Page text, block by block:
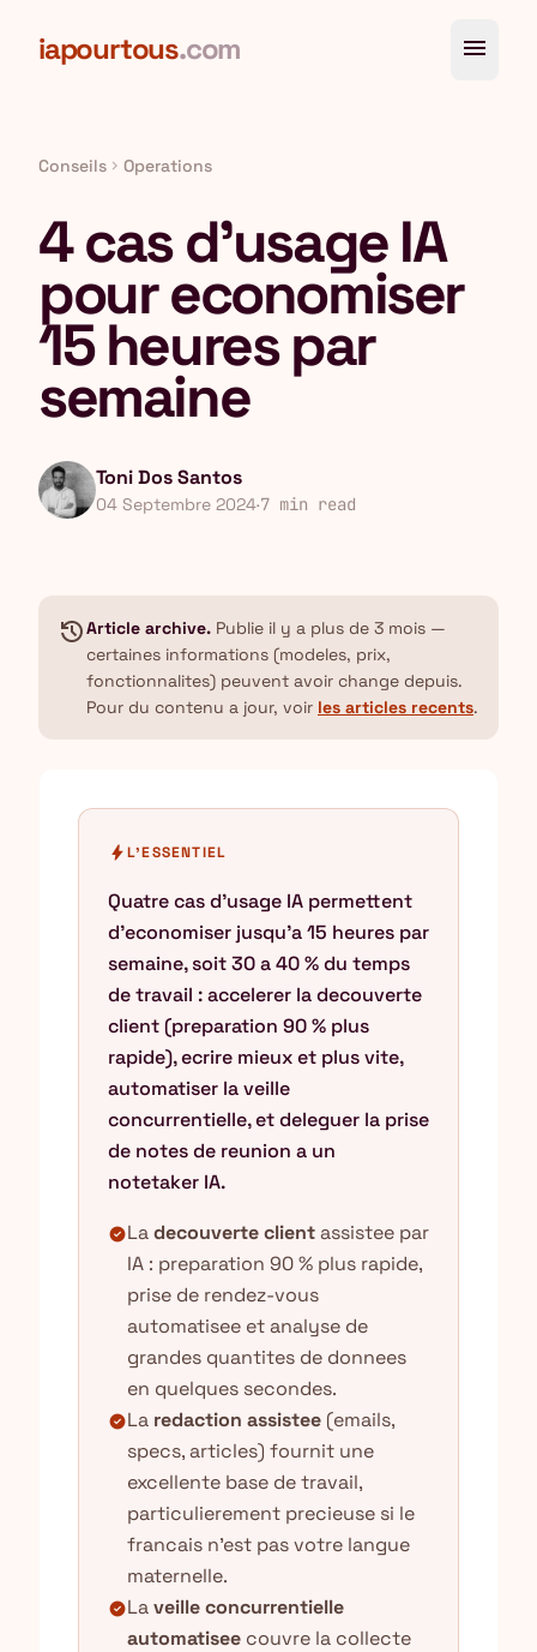
iapourtous.com menu
Conseils chevron_right Operations
4 cas d'usage IA
pour economiser
15 heures par
semaine
Toni Dos Santos
04 Septembre 2024·7 min read
historyArticle archive. Publie il y a plus de 3 mois —
certaines informations (modeles, prix,
fonctionnalites) peuvent avoir change depuis.
Pour du contenu a jour, voir les articles recents.
boltL'ESSENTIEL
Quatre cas d'usage IA permettent
d'economiser jusqu'a 15 heures par
semaine, soit 30 a 40 % du temps
de travail : accelerer la decouverte
client (preparation 90 % plus
rapide), ecrire mieux et plus vite,
automatiser la veille
concurrentielle, et deleguer la prise
de notes de reunion a un
notetaker IA.
check_circleLadecouverte clientassistee par
IA : preparation 90 % plus rapide,
prise de rendez-vous
automatisee et analyse de
grandes quantites de donnees
en quelques secondes.
check_circleLa redaction assistee (emails,
specs, articles) fournit une
excellente base de travail,
particulierement precieuse si le
francais n'est pas votre langue
maternelle.
check_circleLaveille concurrentielle
automatisee couvre la collecte